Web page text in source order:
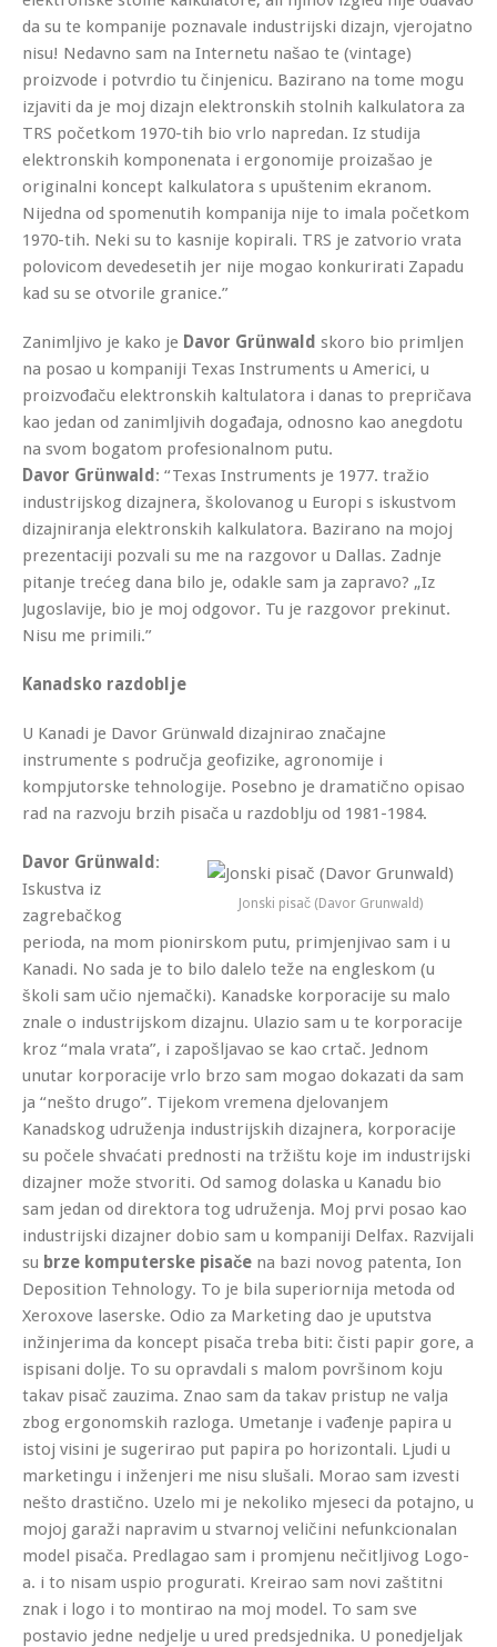
da su te kompanije poznavale industrijski dizajn, vjerojatno
nisu! Nedavno sam na Internetu našao te (vintage)
proizvode i potvrdio tu činjenicu. Bazirano na tome mogu
izjaviti da je moj dizajn elektronskih stolnih kalkulatora za
TRS početkom 1970-tih bio vrlo napredan. Iz studija
elektronskih komponenata i ergonomije proizašao je
originalni koncept kalkulatora s upuštenim ekranom.
Nijedna od spomenutih kompanija nije to imala početkom
1970-tih. Neki su to kasnije kopirali. TRS je zatvorio vrata
polovicom devedesetih jer nije mogao konkurirati Zapadu
kad su se otvorile granice.”
Zanimljivo je kako je Davor Grünwald skoro bio primljen
na posao u kompaniji Texas Instruments u Americi, u
proizvođaču elektronskih kaltulatora i danas to prepričava
kao jedan od zanimljivih događaja, odnosno kao anegdotu
na svom bogatom profesionalnom putu.
Davor Grünwald : “Texas Instruments je 1977. tražio
industrijskog dizajnera, školovanog u Europi s iskustvom
dizajniranja elektronskih kalkulatora. Bazirano na mojoj
prezentaciji pozvali su me na razgovor u Dallas. Zadnje
pitanje trećeg dana bilo je, odakle sam ja zapravo? „Iz
Jugoslavije, bio je moj odgovor. Tu je razgovor prekinut.
Nisu me primili.”
Kanadsko razdoblje
U Kanadi je Davor Grünwald dizajnirao značajne
instrumente s područja geofizike, agronomije i
kompjutorske tehnologije. Posebno je dramatično opisao
rad na razvoju brzih pisača u razdoblju od 1981-1984.
Jonski pisač (Davor Grunwald)
Davor Grünwald :
Iskustva iz
zagrebačkog
perioda, na mom pionirskom putu, primjenjivao sam i u
Kanadi. No sada je to bilo dalelo teže na engleskom (u
školi sam učio njemački). Kanadske korporacije su malo
znale o industrijskom dizajnu. Ulazio sam u te korporacije
kroz “mala vrata”, i zapošljavao se kao crtač. Jednom
unutar korporacije vrlo brzo sam mogao dokazati da sam
ja “nešto drugo”. Tijekom vremena djelovanjem
Kanadskog udruženja industrijskih dizajnera, korporacije
su počele shvaćati prednosti na tržištu koje im industrijski
dizajner može stvoriti. Od samog dolaska u Kanadu bio
sam jedan od direktora tog udruženja. Moj prvi posao kao
industrijski dizajner dobio sam u kompaniji Delfax. Razvijali
su brze komputerske pisače na bazi novog patenta, Ion
Deposition Tehnology. To je bila superiornija metoda od
Xeroxove laserske. Odio za Marketing dao je uputstva
inžinjerima da koncept pisača treba biti: čisti papir gore, a
ispisani dolje. To su opravdali s malom površinom koju
takav pisač zauzima. Znao sam da takav pristup ne valja
zbog ergonomskih razloga. Umetanje i vađenje papira u
istoj visini je sugerirao put papira po horizontali. Ljudi u
marketingu i inženjeri me nisu slušali. Morao sam izvesti
nešto drastično. Uzelo mi je nekoliko mjeseci da potajno, u
mojoj garaži napravim u stvarnoj veličini nefunkcionalan
model pisača. Predlagao sam i promjenu nečitljivog Logo-
a. i to nisam uspio progurati. Kreirao sam novi zaštitni
znak i logo i to montirao na moj model. To sam sve
postavio jedne nedjelje u ured predsjednika. U ponedjeljak